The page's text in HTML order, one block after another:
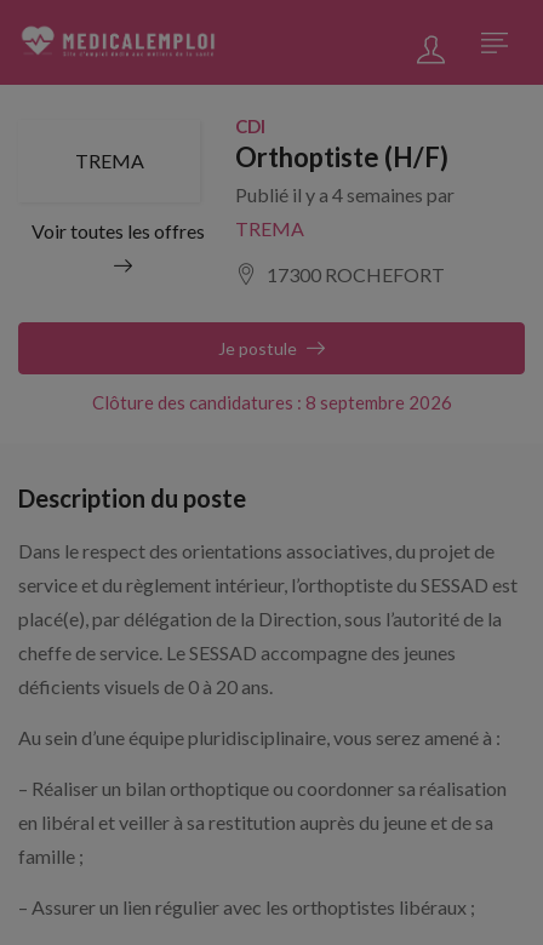
TREMA
Voir toutes les offres
CDI
Orthoptiste (H/F)
Publié il y a 4 semaines par
TREMA
17300 ROCHEFORT
Clôture des candidatures : 8 septembre 2026
Je postule
Description du poste
Dans le respect des orientations associatives, du projet de
service et du règlement intérieur, l’orthoptiste du SESSAD est
placé(e), par délégation de la Direction, sous l’autorité de la
cheffe de service. Le SESSAD accompagne des jeunes
déficients visuels de 0 à 20 ans.
Au sein d’une équipe pluridisciplinaire, vous serez amené à :
– Réaliser un bilan orthoptique ou coordonner sa réalisation
en libéral et veiller à sa restitution auprès du jeune et de sa
famille ;
– Assurer un lien régulier avec les orthoptistes libéraux ;